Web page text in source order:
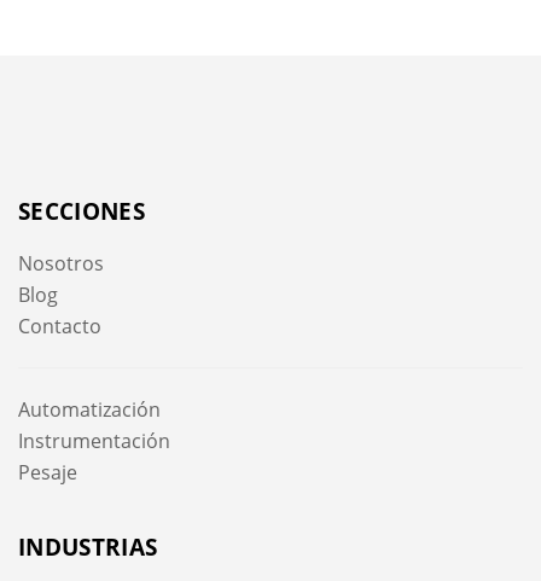
SECCIONES
Nosotros
Blog
Contacto
Automatización
Instrumentación
Pesaje
INDUSTRIAS